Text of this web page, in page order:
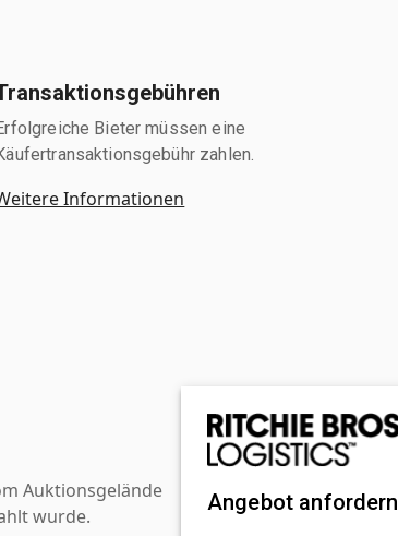
Bieter müssen eine
zahlen.
Informationen
Auktionsgelände
wurde.
Angebot anfordern